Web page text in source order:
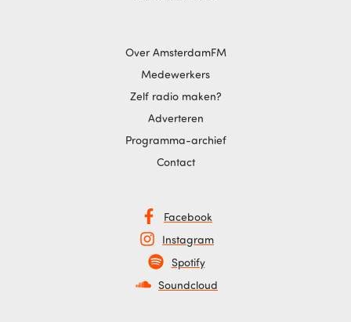
Over AmsterdamFM
Medewerkers
Zelf radio maken?
Adverteren
Programma-archief
Contact
Facebook
Instagram
Spotify
Soundcloud